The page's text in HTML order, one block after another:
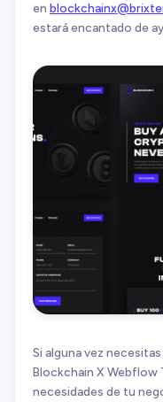
en
estará encantado de
Si alguna vez
Blockchain X Webflow
necesidades de tu